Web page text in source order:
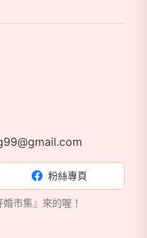
粉絲專頁
市集』來的喔！